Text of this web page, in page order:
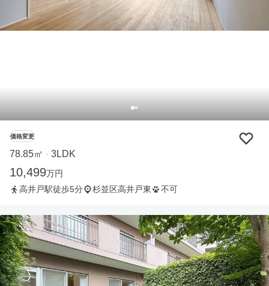
価格変更
78.85㎡ ・ 3LDK
10,499万円
高井戸駅徒歩5分
杉並区高井戸東 不可